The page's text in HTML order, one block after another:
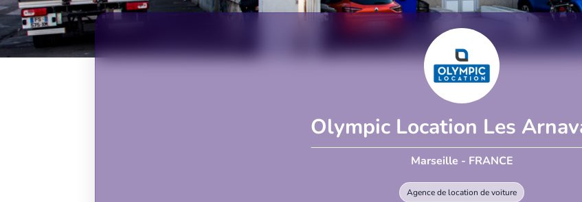
Olympic Location Les
Marseille - FRANCE
Agence de location de voiture